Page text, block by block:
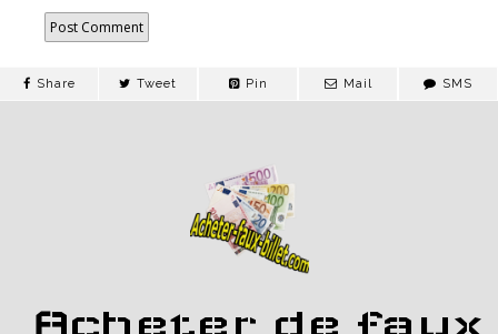
Share Tweet Pin Mail SMS
Acheter de faux